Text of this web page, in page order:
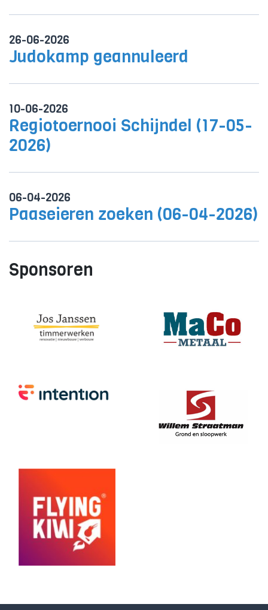
26-06-2026
Judokamp geannuleerd
10-06-2026
Regiotoernooi Schijndel (17-05-
2026)
06-04-2026
Paaseieren zoeken (06-04-2026)
Sponsoren